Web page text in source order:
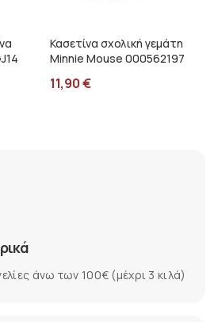
Κασετίνα σχολική γεμάτη
Minnie Mouse 000562197
11,90€
άνω των 100€ (μέχρι 3 κιλά)